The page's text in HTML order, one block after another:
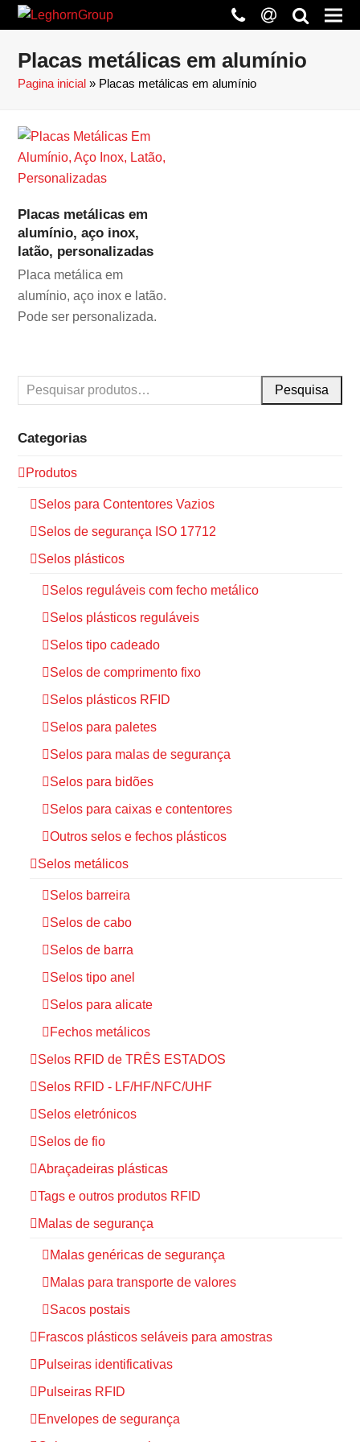
phone
at search
Placas metálicas em alumínio
Pagina inicial » Placas metálicas em alumínio
Placas metálicas em
alumínio, aço inox,
latão, personalizadas
Placa metálica em
alumínio, aço inox e latão.
Pode ser personalizada.
Pesquisa
Categorias
Produtos
Selos para Contentores Vazios
Selos de segurança ISO 17712
Selos plásticos
Selos reguláveis com fecho metálico
Selos plásticos reguláveis
Selos tipo cadeado
Selos de comprimento fixo
Selos plásticos RFID
Selos para paletes
Selos para malas de segurança
Selos para bidões
Selos para caixas e contentores
Outros selos e fechos plásticos
Selos metálicos
Selos barreira
Selos de cabo
Selos de barra
Selos tipo anel
Selos para alicate
Fechos metálicos
Selos RFID de TRÊS ESTADOS
Selos RFID - LF/HF/NFC/UHF
Selos eletrónicos
Selos de fio
Abraçadeiras plásticas
Tags e outros produtos RFID
Malas de segurança
Malas genéricas de segurança
Malas para transporte de valores
Sacos postais
Frascos plásticos seláveis para amostras
Pulseiras identificativas
Pulseiras RFID
Envelopes de segurança